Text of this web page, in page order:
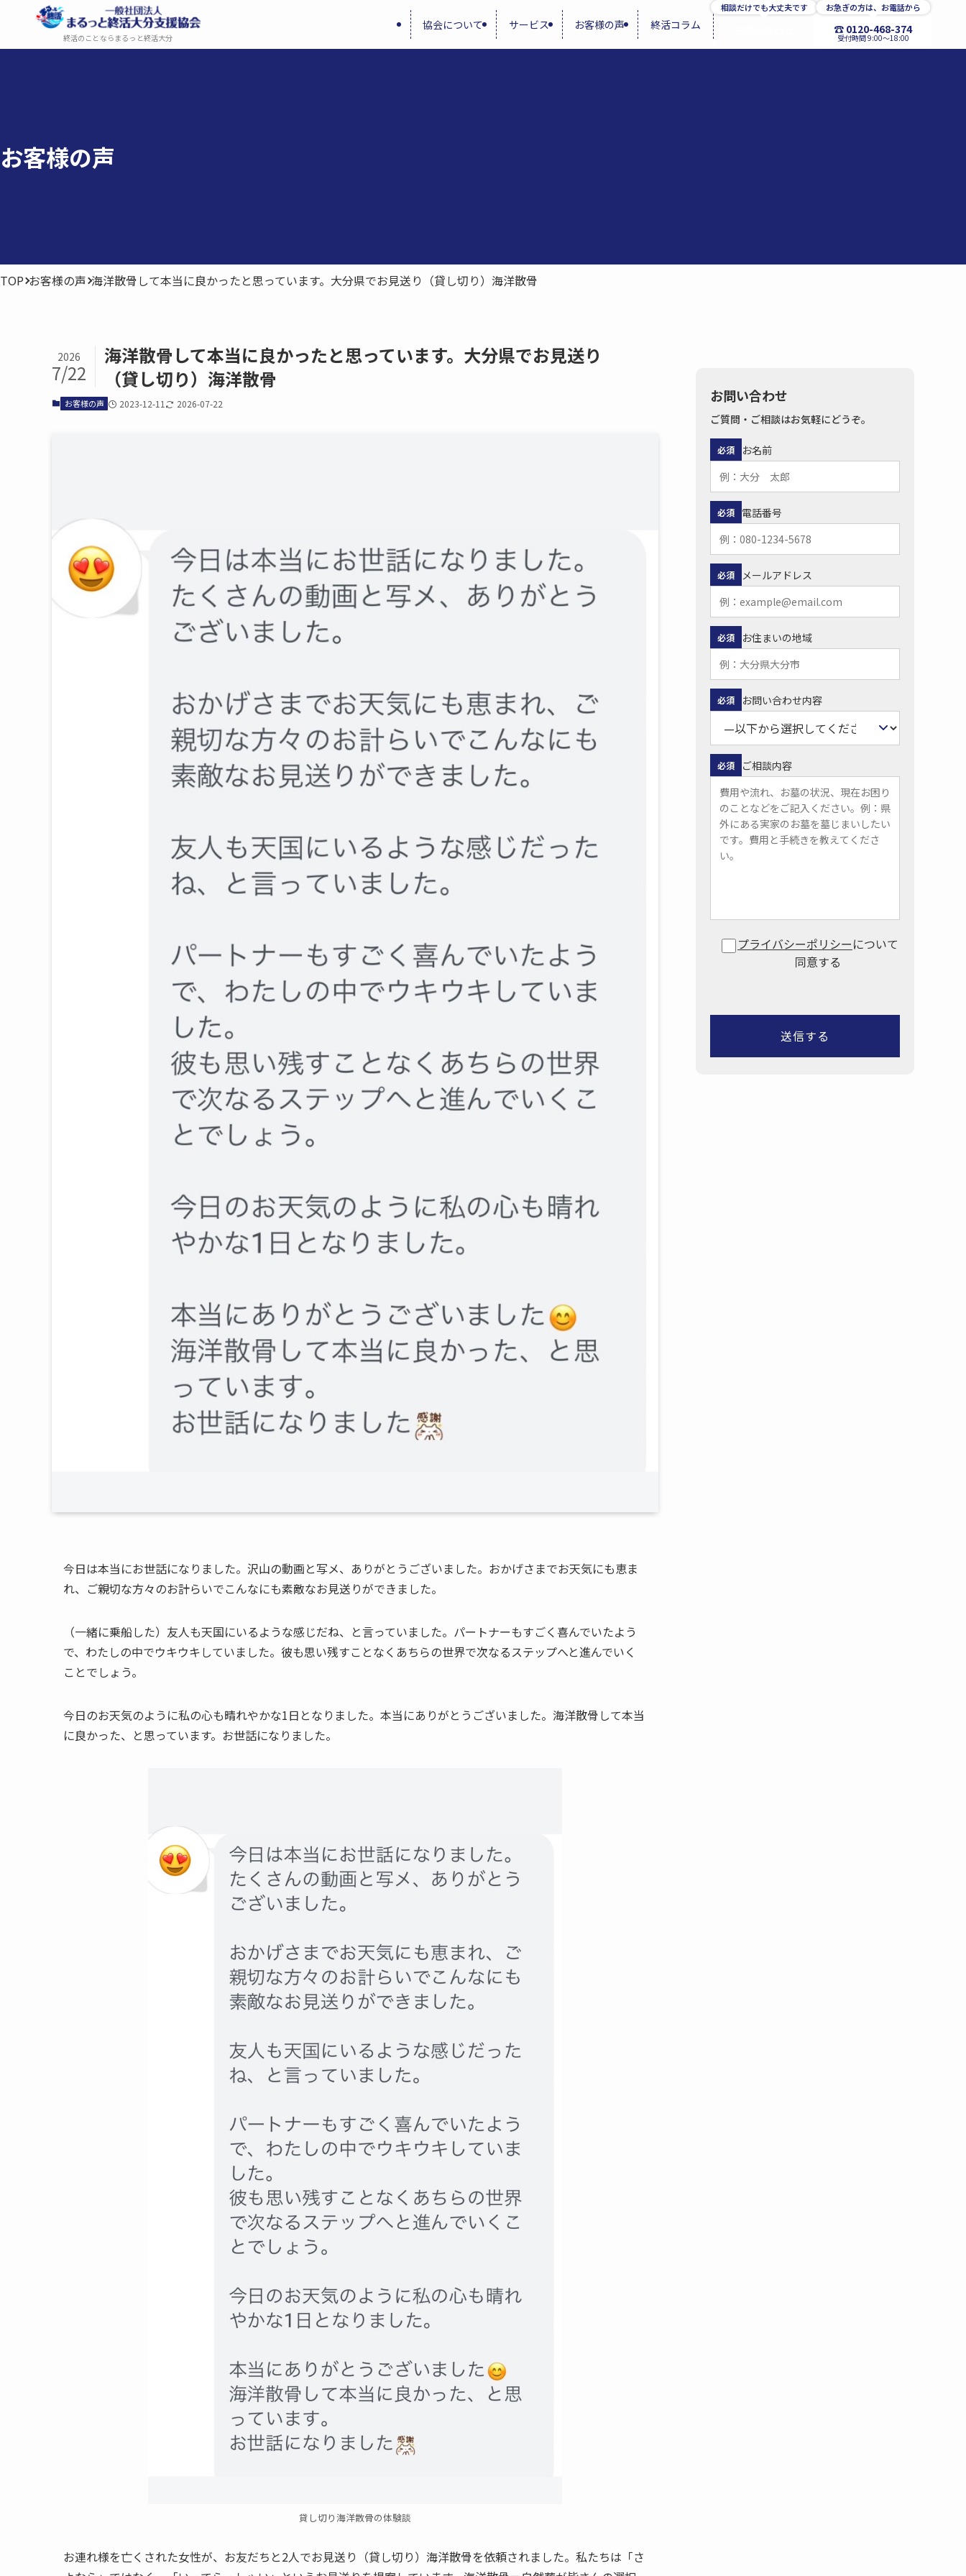
終活のことならまるっと終活大分
協会について サービス お客様の声 終活コラム
相談だけでも大丈夫です お急ぎの方は、お電話から
☎ 0120-468-374
受付時間 9:00〜18:00
お客様の​声
TOP お客様の声 海洋散骨して本当に良かったと思っています。大分県でお見送り（貸し切り）海洋散骨
海洋散骨して​本当に​良かったと​思っています。​大分県で​お見送り​
（貸し切り）​海洋散骨
2026
7/22
お客様の声 2023-12-11 2026-07-22
今日は本当にお世話になりました。沢山の動画と写メ、ありがとうございました。おかげさまでお天気にも恵ま
れ、ご親切な方々のお計らいでこんなにも素敵なお見送りができました。
（一緒に乗船した）友人も天国にいるような感じだね、と言っていました。パートナーもすごく喜んでいたよう
で、わたしの中でウキウキしていました。彼も思い残すことなくあちらの世界で次なるステップへと進んでいく
ことでしょう。
今日のお天気のように私の心も晴れやかな1日となりました。本当にありがとうございました。海洋散骨して本当
に良かった、と思っています。お世話になりました。
貸し切り海洋散骨の体験談
お連れ様を亡くされた女性が、お友だちと2人でお見送り（貸し切り）海洋散骨を依頼されました。私たちは「さ
お問い合わせ
ご質問・ご相談はお気軽にどうぞ。
お名前
必須
電話番号
必須
メールアドレス
必須
お住まいの地域
必須
お問い合わせ内容
必須
ご相談内容
必須
プライバシーポリシーについて
同意する